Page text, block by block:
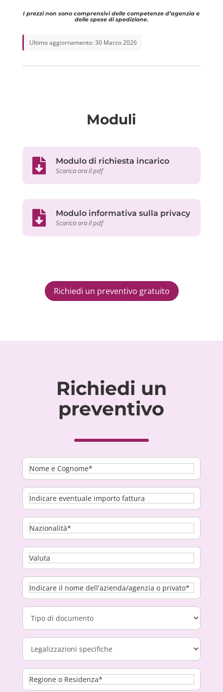
I prezzi non sono comprensivi delle competenze d’agenzia e
delle spese di spedizione.
Ultimo aggiornamento: 30 Marzo 2026
Moduli
 Modulo di richiesta incarico
Scarica ora il pdf
 Modulo informativa sulla privacy
Scarica ora il pdf
Richiedi un preventivo gratuito
Richiedi un
preventivo